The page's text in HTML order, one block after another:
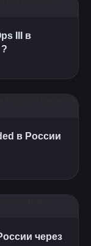
III в
в России